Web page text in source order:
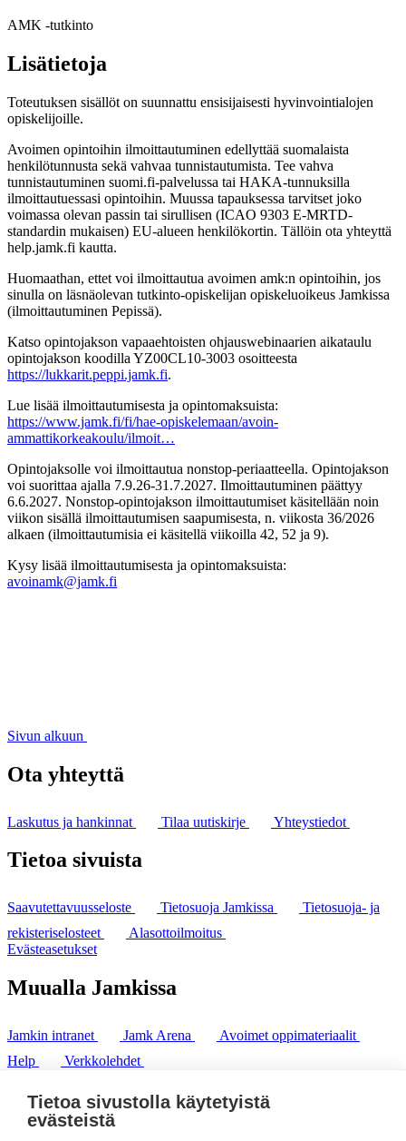
AMK -tutkinto
Lisätietoja
Toteutuksen sisällöt on suunnattu ensisijaisesti hyvinvointialojen
opiskelijoille.
Avoimen opintoihin ilmoittautuminen edellyttää suomalaista
henkilötunnusta sekä vahvaa tunnistautumista. Tee vahva
tunnistautuminen suomi.fi-palvelussa tai HAKA-tunnuksilla
ilmoittautuessasi opintoihin. Muussa tapauksessa tarvitset joko
voimassa olevan passin tai sirullisen (ICAO 9303 E-MRTD-
standardin mukaisen) EU-alueen henkilökortin. Tällöin ota yhteyttä
help.jamk.fi kautta.
Huomaathan, ettet voi ilmoittautua avoimen amk:n opintoihin, jos
sinulla on läsnäolevan tutkinto-opiskelijan opiskeluoikeus Jamkissa
(ilmoittautuminen Pepissä).
Katso opintojakson vapaaehtoisten ohjauswebinaarien aikataulu
opintojakson koodilla YZ00CL10-3003 osoitteesta
https://lukkarit.peppi.jamk.fi.
Lue lisää ilmoittautumisesta ja opintomaksuista:
https://www.jamk.fi/fi/hae-opiskelemaan/avoin-
ammattikorkeakoulu/ilmoit…
Opintojaksolle voi ilmoittautua nonstop-periaatteella. Opintojakson
voi suorittaa ajalla 7.9.26-31.7.2027. Ilmoittautuminen päättyy
6.6.2027. Nonstop-opintojakson ilmoittautumiset käsitellään noin
viikon sisällä ilmoittautumisen saapumisesta, n. viikosta 36/2026
alkaen (ilmoittautumisia ei käsitellä viikoilla 42, 52 ja 9).
Kysy lisää ilmoittautumisesta ja opintomaksuista:
avoinamk@jamk.fi
Sivun alkuun
Ota yhteyttä
Laskutus ja hankinnat Tilaa uutiskirje Yhteystiedot
Tietoa sivuista
Saavutettavuusseloste Tietosuoja Jamkissa
Tietosuoja- ja
rekisteriselosteet
Alasottoilmoitus
Evästeasetukset
Muualla Jamkissa
Jamkin intranet Jamk Arena
Avoimet oppimateriaalit
Help
Verkkolehdet
puh. +358 20 743 8100
fax. +358 14 449 9694
Tietoa sivustolla käytetyistä
evästeistä